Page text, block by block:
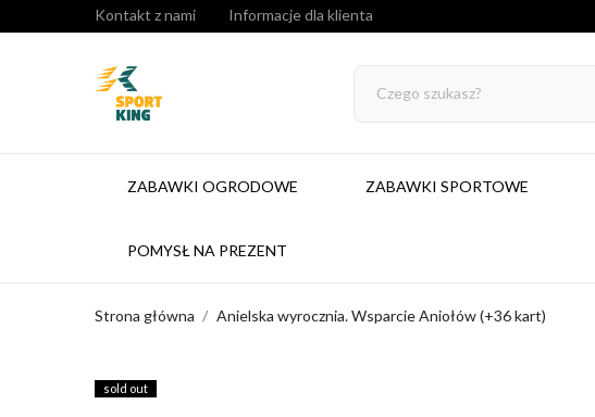
Kontakt z nami Informacje dla klienta
ZABAWKI OGRODOWE ZABAWKI SPORTOWE
POMYSŁ NA PREZENT
Strona główna Anielska wyrocznia. Wsparcie Aniołów (+36 kart)
sold out